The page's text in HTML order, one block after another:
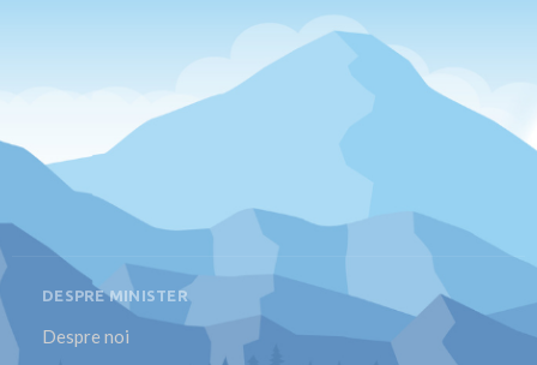
DESPRE MINISTER
Despre noi